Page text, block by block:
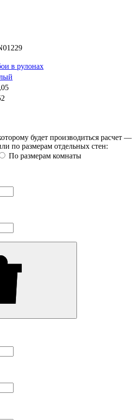
в рулонах
будет производиться расчет —
по размерам отдельных стен:
По размерам комнаты